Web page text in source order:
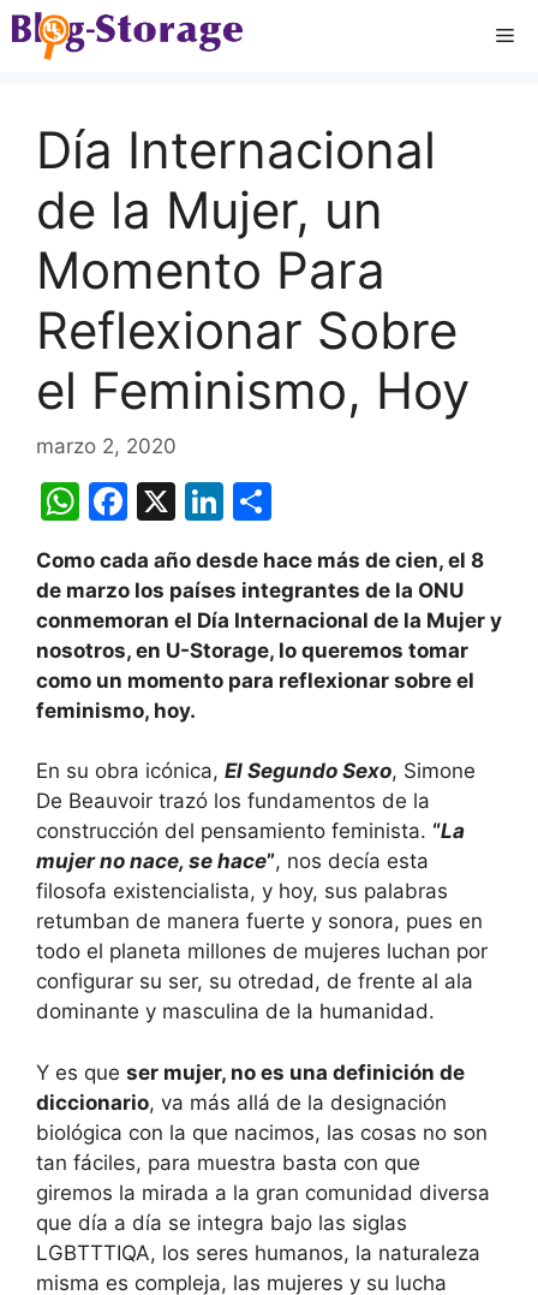
Saltar
al
Día Internacional
de la Mujer, un
Momento Para
Reflexionar Sobre
el Feminismo, Hoy
marzo 2, 2020
W
at
s
A
p
p
F
c
e
b
o
o
k
X
Li
k
e
dI
n
m
p
ar
tir
Como cada año desde hace más de cien, el 8
de marzo los países integrantes de la ONU
conmemoran el Día Internacional de la Mujer y
nosotros, en U-Storage, lo queremos tomar
como un momento para reflexionar sobre el
feminismo, hoy.
En su obra icónica, El Segundo Sexo, Simone
De Beauvoir trazó los fundamentos de la
construcción del pensamiento feminista. “La
mujer no nace, se hace”, nos decía esta
filosofa existencialista, y hoy, sus palabras
retumban de manera fuerte y sonora, pues en
todo el planeta millones de mujeres luchan por
configurar su ser, su otredad, de frente al ala
dominante y masculina de la humanidad.
Y es que ser mujer, no es una definición de
diccionario, va más allá de la designación
biológica con la que nacimos, las cosas no son
tan fáciles, para muestra basta con que
giremos la mirada a la gran comunidad diversa
que día a día se integra bajo las siglas
LGBTTTIQA, los seres humanos, la naturaleza
misma es compleja, las mujeres y su lucha